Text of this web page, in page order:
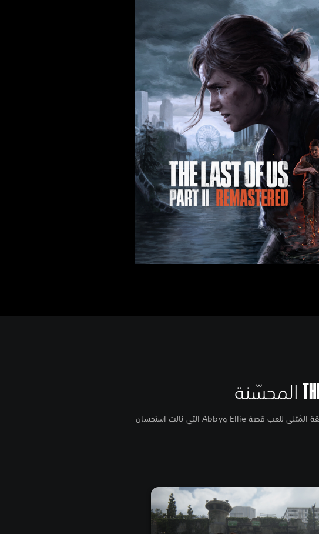
استمتع بمجموعة من التحسينات التقنية الجديدة التي تجعل من The Last of Us Part II المحسّنة الطريقة المُثلى للعب قصة Ellie وAbby التي نالت استحسان